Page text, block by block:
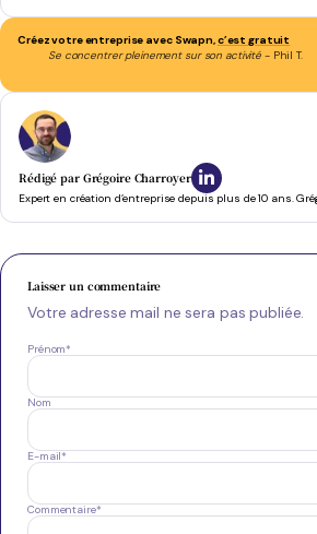
Créez votre entreprise avec Swapn,c’est gratuit
Se concentrer pleinement sur son activité - Phil T.
Rédigé par Grégoire Charroyer
Expert en création d’entreprise depuis plus de 10 ans.
Laisser un commentaire
Votre adresse mail ne sera pas publiée.
Prénom*
Nom
E-mail*
Commentaire*